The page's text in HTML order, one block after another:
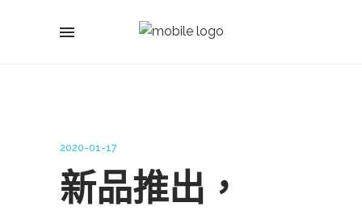
2020-01-17
新品推出，